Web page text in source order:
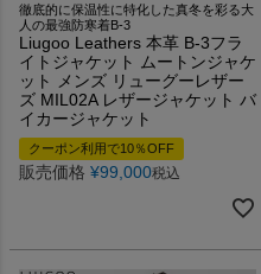
徹底的に保温性に特化した真冬を彩る大
人の最強防寒着B-3
Liugoo Leathers 本革 B-3フラ
イトジャケット ムートンジャケ
ット メンズ リューグーレザー
ズ MIL02A レザージャケット バ
イカージャケット
クーポン利用で10％OFF
販売価格 ¥99,000税込